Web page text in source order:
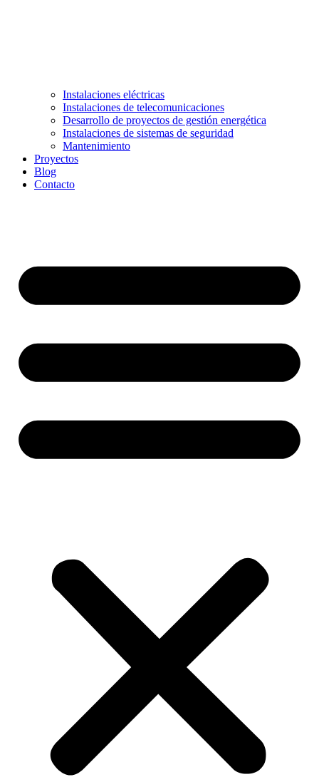
Instalaciones eléctricas
Instalaciones de telecomunicaciones
Desarrollo de proyectos de gestión energética
Instalaciones de sistemas de seguridad
Mantenimiento
Proyectos
Blog
Contacto